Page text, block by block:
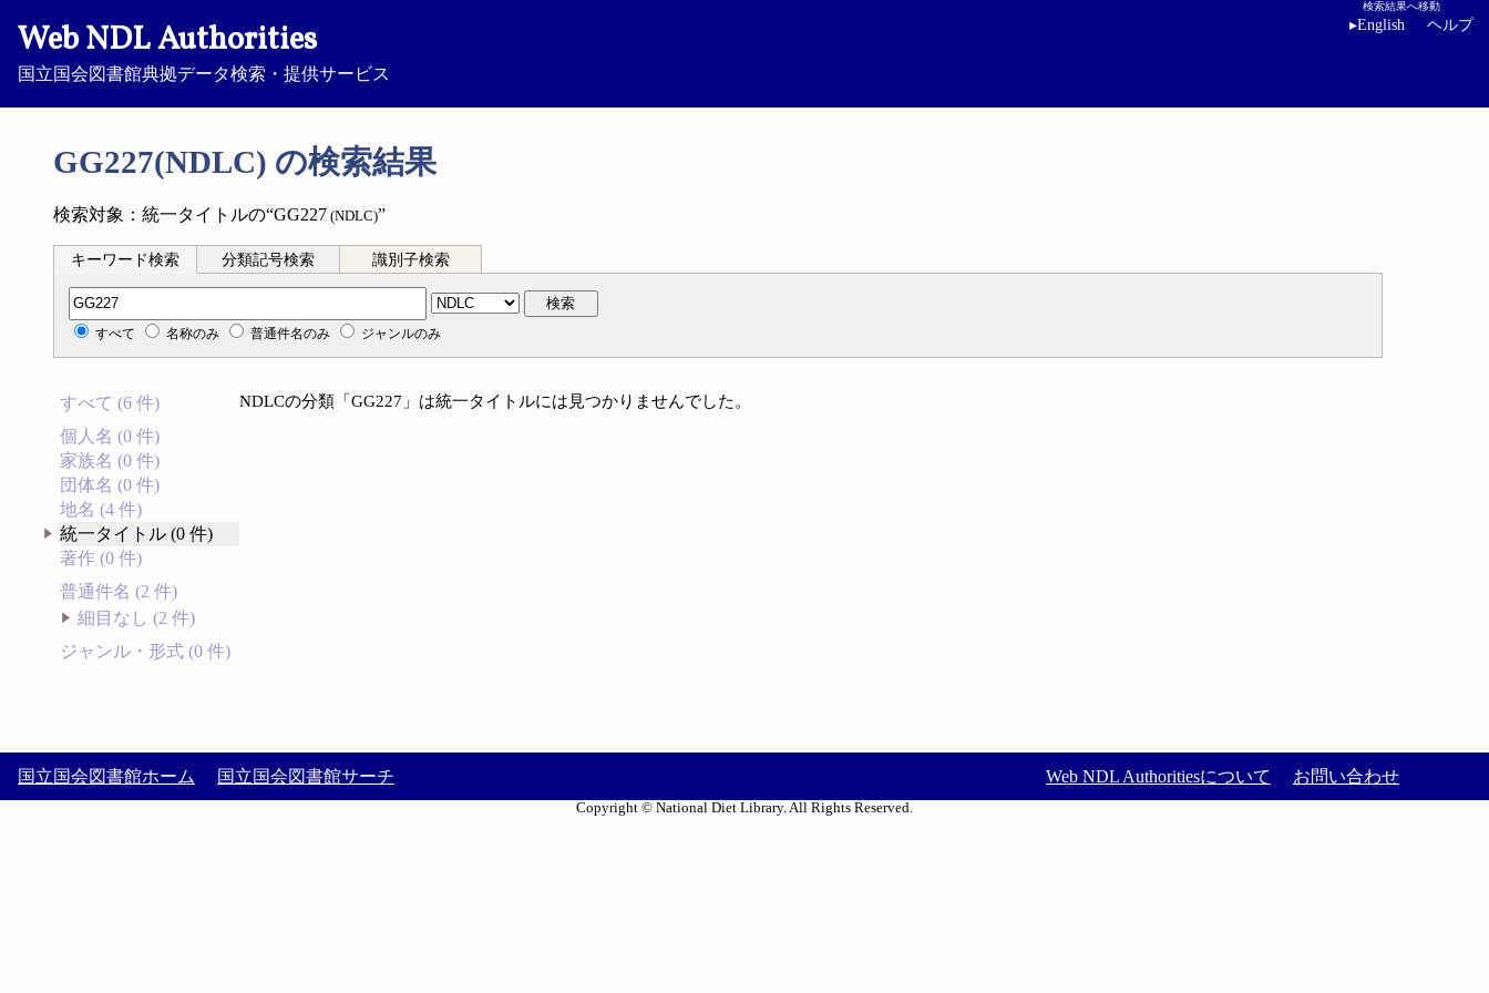
Web NDL Authorities
国立国会図書館典拠データ検索・提供サービス
検索結果へ移動
▸English ヘルプ
GG227(NDLC) の検索結果
検索対象：統一タイトルの“GG227 (NDLC)”
キーワード検索 分類記号検索 識別子検索
分類記号検索 検索
すべて 名称のみ 普通件名のみ ジャンルのみ
すべて (6 件)
個人名 (0 件)
家族名 (0 件)
団体名 (0 件)
地名 (4 件)
統一タイトル (0 件)
著作 (0 件)
普通件名 (2 件)
細目なし (2 件)
ジャンル・形式 (0 件)
NDLCの分類「GG227」は統一タイトルには見つかりませんでした。
国立国会図書館ホーム 国立国会図書館サーチ Web NDL Authoritiesについて お問い合わせ
Copyright © National Diet Library. All Rights Reserved.